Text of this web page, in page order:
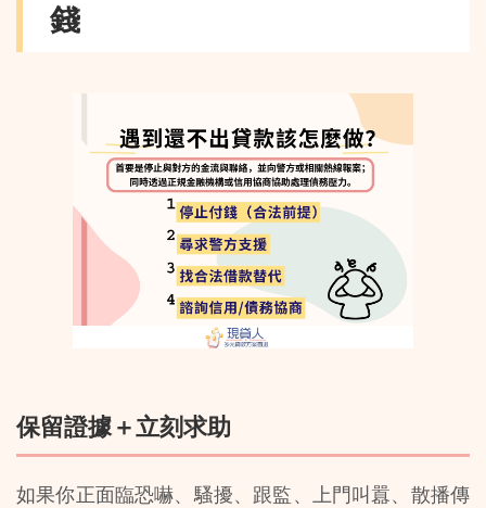
錢
保留證據＋立刻求助
如果你正面臨恐嚇、騷擾、跟監、上門叫囂、散播傳